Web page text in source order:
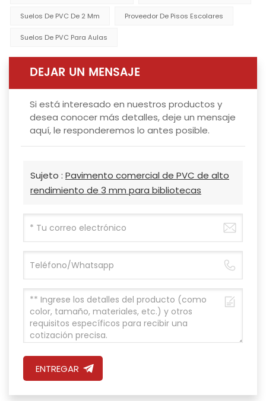
Suelos De PVC De 2 Mm Proveedor De Pisos Escolares
Suelos De PVC Para Aulas
DEJAR UN MENSAJE
Si está interesado en nuestros productos y
desea conocer más detalles, deje un mensaje
aquí, le responderemos lo antes posible.
Sujeto : Pavimento comercial de PVC de alto
rendimiento de 3 mm para bibliotecas
ENTREGAR